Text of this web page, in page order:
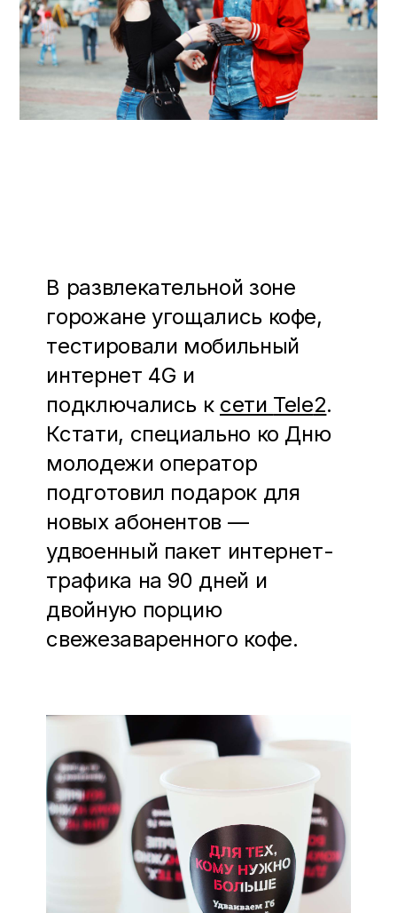
В развлекательной зоне
горожане угощались кофе,
тестировали мобильный
интернет 4G и
подключались к сети Tele2.
Кстати, специально ко Дню
молодежи оператор
подготовил подарок для
новых абонентов —
удвоенный пакет интернет-
трафика на 90 дней и
двойную порцию
свежезаваренного кофе.